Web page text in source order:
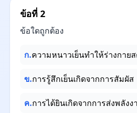
ข้อที่ 2
ข้อใดถูกต้อง
ก.ความหนาวเย็นทำให้ร่างกาย
ข.การรู้สึกเย็นเกิดจากการสัมผัส
ค.การได้ยินเกิดจากการส่งพลัง